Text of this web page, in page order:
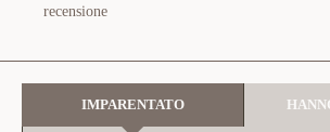
recensione
IMPARENTATO